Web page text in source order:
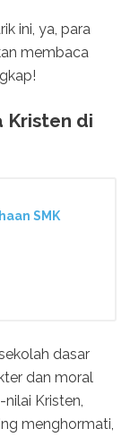
ini, ya, para
membaca
Kristen di
SMK
dasar
dan moral
Kristen,
menghormati,